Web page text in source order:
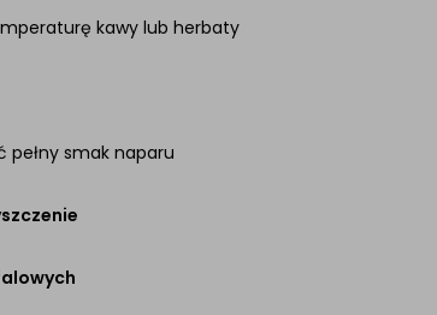
kawy lub herbaty
pełny smak naparu